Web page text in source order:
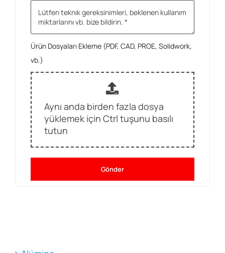
Ürün Dosyaları Ekleme (PDF, CAD, PROE, Solidwork,
vb.)
Aynı anda birden fazla dosya
yüklemek için Ctrl tuşunu basılı
tutun
Gönder